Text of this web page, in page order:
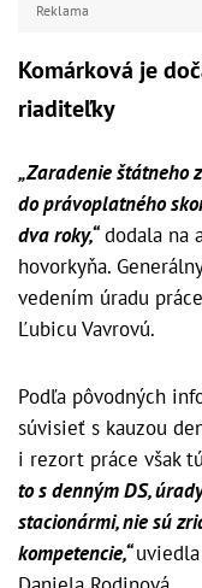
Reklama
Komárková je
riaditeľky
„Zaradenie štátneho
do právoplatného
dva roky,“dodala na
hovorkyňa.
vedením úradu
Ľubicu Vavrovú.
Podľa pôvodných
súvisieť s kauzou
i rezort práce však
to s denným DS,
stacionármi, nie sú
kompetencie,“